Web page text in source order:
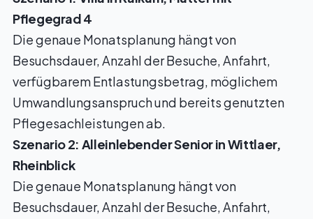
Pflegegrad 4
Die genaue Monatsplanung hängt von
Besuchsdauer, Anzahl der Besuche, Anfahrt,
verfügbarem Entlastungsbetrag, möglichem
Umwandlungsanspruch und bereits genutzten
Pflegesachleistungen ab.
Szenario 2: Alleinlebender Senior in Wittlaer,
Rheinblick
Die genaue Monatsplanung hängt von
Besuchsdauer, Anzahl der Besuche, Anfahrt,